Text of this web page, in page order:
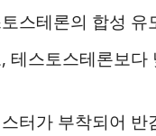
스테론의 합성
테스토스테론보
터가 부착되어